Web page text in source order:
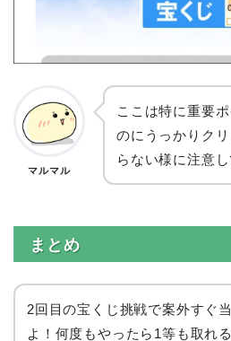
マルマル
ここは特に重要
のにうっかりク
らない様に注意し
まとめ
2回目の宝くじ挑戦で案外すぐ
よ！何度もやったら1等も取れ